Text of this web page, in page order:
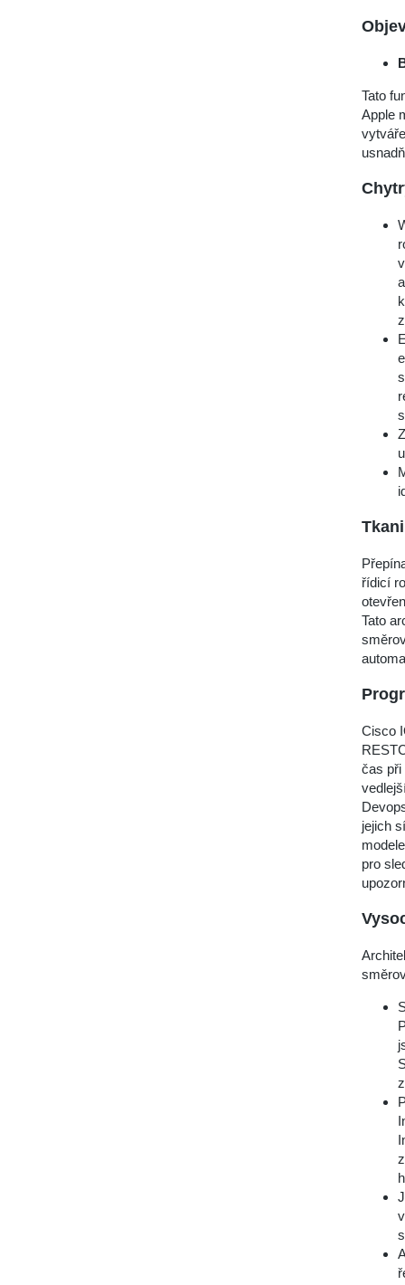
Tato
Apple
řídicí
Tato
Cisco
čas
jejich
pro